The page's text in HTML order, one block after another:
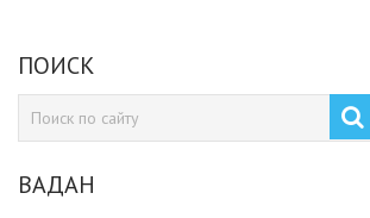
ПОИСК
ВАДАН